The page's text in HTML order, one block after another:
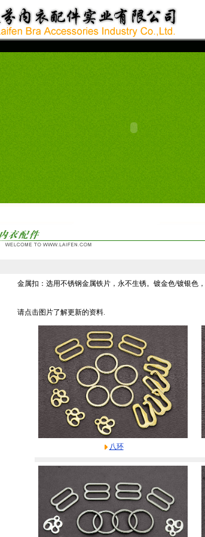
金属扣：选用不锈钢金属铁片，永不生锈。镀金色/镀银色
请点击图片了解更新的资料.
八环